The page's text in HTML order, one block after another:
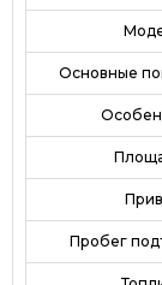
Основные
Пробег